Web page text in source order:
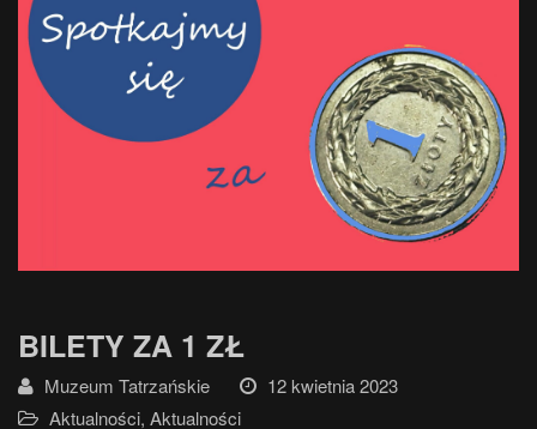
BILETY ZA 1 ZŁ
Muzeum Tatrzańskie
12 kwietnia 2023
Aktualności, Aktualności